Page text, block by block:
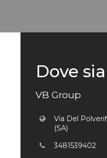
Dove
VB Group
Via Del
(SA)
3481539402